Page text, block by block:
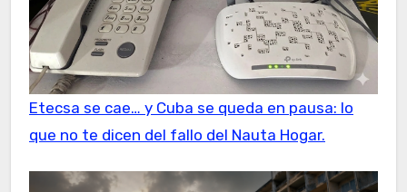
Etecsa se cae… y Cuba se queda en pausa: lo
que no te dicen del fallo del Nauta Hogar.